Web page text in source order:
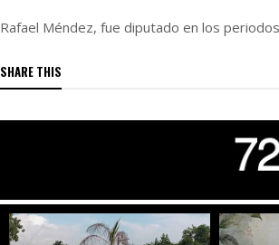
Rafael Méndez, fue diputado en los
SHARE THIS